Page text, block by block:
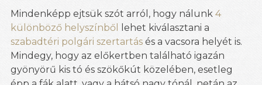
Mindenképp ejtsük szót arról, hogy nálunk 4
különböző helyszínből
lehet kiválasztani a
szabadtéri polgári szertartás és a vacsora helyét is.
Mindegy, hogy az előkertben található igazán
gyönyörű kis tó és szökőkút közelében, esetleg